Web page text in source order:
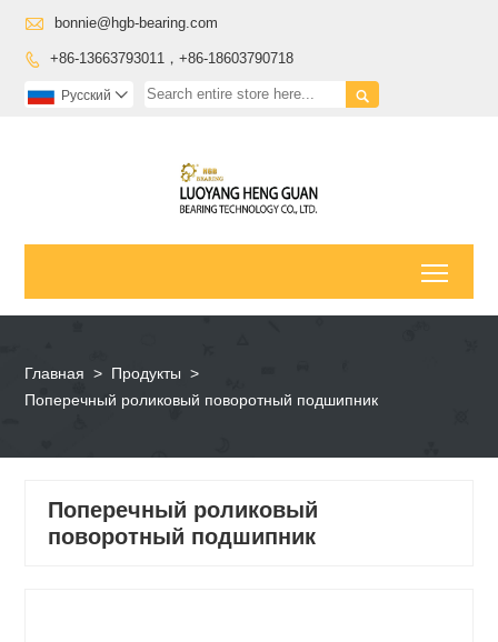
 bonnie@hgb-bearing.com
 +86-13663793011，+86-18603790718

Pусский 
Главная > Продукты >
Поперечный роликовый поворотный подшипник
Поперечный роликовый
поворотный подшипник